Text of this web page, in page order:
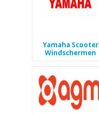
Yamaha Scooter
Windschermen